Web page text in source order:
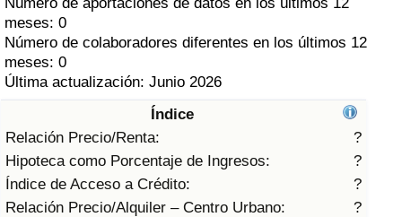
meses: 0
Número de colaboradores diferentes en los últimos 12
meses: 0
Última actualización: Junio 2026
Índice
Relación Precio/Renta:
?
Hipoteca como Porcentaje de Ingresos:
?
Índice de Acceso a Crédito:
?
Relación Precio/Alquiler – Centro Urbano:
?
Índice de Sanidad (Actual)
Índice de Sanidad
Índice de Sanidad por País